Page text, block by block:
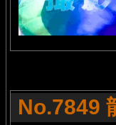
No.7849